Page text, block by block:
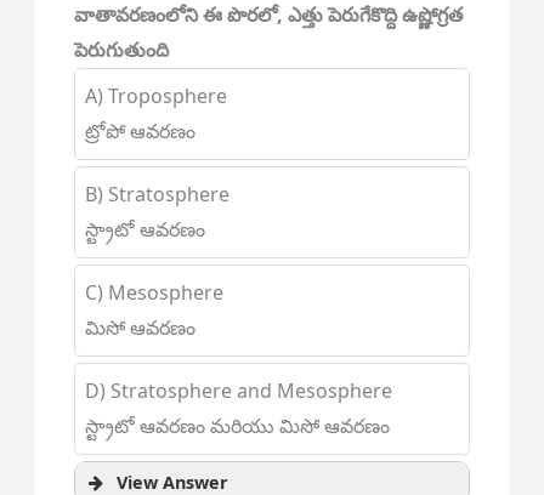
వాతావరణంలోని ఈ పొరలో, ఎత్తు పెరుగేకొద్ది ఉష్ణోగ్రత
పెరుగుతుంది
A) Troposphere
ట్రోపో ఆవరణం
B) Stratosphere
స్ట్రాటో ఆవరణం
C) Mesosphere
మిసో ఆవరణం
D) Stratosphere and Mesosphere
స్ట్రాటో ఆవరణం మరియు మిసో ఆవరణం
View Answer